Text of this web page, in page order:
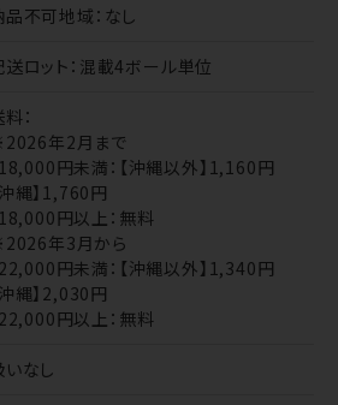
品不可地域：なし
送ロット ：混載4ボール単位
料：
年2月まで
18,000円未満：【沖縄以外】1,160円
沖縄】1,760円
18,000円以上：無料
年3月から
22,000円未満：【沖縄以外】1,340円
沖縄】2,030円
22,000円以上：無料
いなし